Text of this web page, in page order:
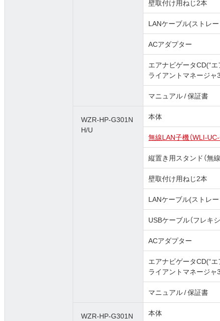
壁取付け用ねじ2本
LANケーブル(ストレー
ACアダプター
エアナビゲータCD(“エ
ライアントマネージャ
マニュアル / 保証書
WZR-HP-G301N
H/U
本体
無線LAN子機（WLI-
縦置き用スタンド（無
壁取付け用ねじ2本
LANケーブル(ストレー
USBケーブル（フレキ
ACアダプター
エアナビゲータCD(“エ
ライアントマネージャ
マニュアル / 保証書
WZR-HP-G301N
本体